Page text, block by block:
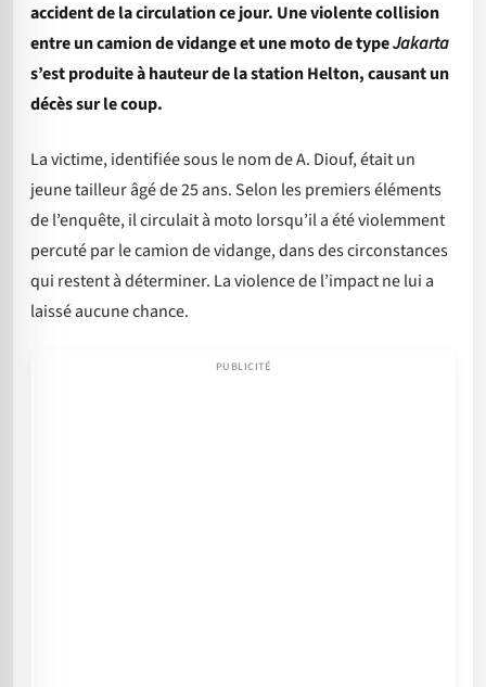
accident de la circulation ce jour. Une violente collision
entre un camion de vidange et une moto de typeJakarta
s’est produite à hauteur de la station Helton, causant un
décès sur le coup.
La victime, identifiée sous le nom de A. Diouf, était un
jeune tailleur âgé de 25 ans. Selon les premiers éléments
de l’enquête, il circulait à moto lorsqu’il a été violemment
percuté par le camion de vidange, dans des circonstances
qui restent à déterminer. La violence de l’impact ne lui a
laissé aucune chance.